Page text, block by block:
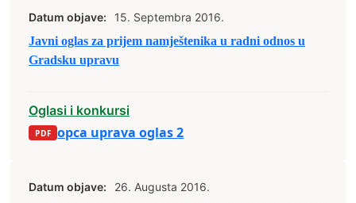
Datum objave:
15. Septembra 2016.
Javni oglas za prijem namještenika u radni odnos u
Gradsku upravu
Oglasi i konkursi
opca uprava oglas 2
Datum objave:
26. Augusta 2016.